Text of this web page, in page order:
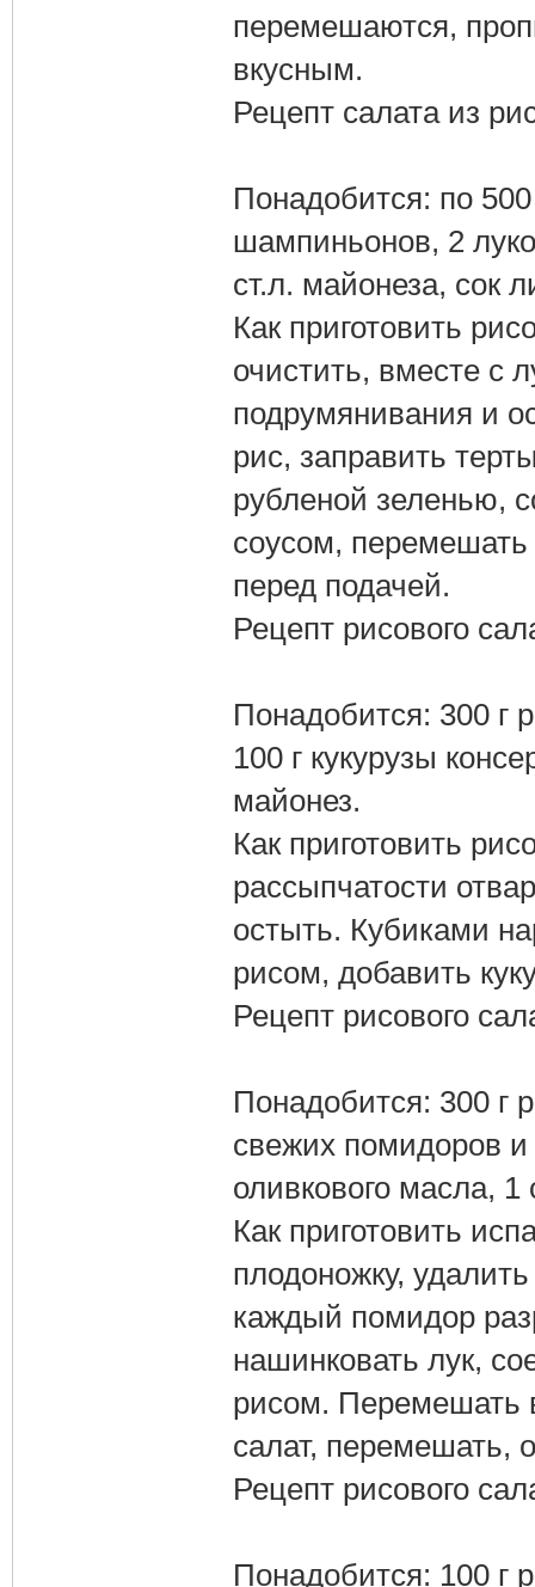
перемешаются,
вкусным.
Рецепт салата из
Понадобится: по
шампиньонов, 2
ст.л. майонеза, сок
Как приготовить
очистить, вместе с
подрумянивания и
рис, заправить
рубленой зеленью,
соусом, перемешать
перед подачей.
Рецепт рисового
Понадобится: 300 г
100 г кукурузы
майонез.
Как приготовить
рассыпчатости
остыть. Кубиками
рисом, добавить
Рецепт рисового
Понадобится: 300 г
свежих помидоров и
оливкового масла, 1
Как приготовить
плодоножку,
каждый помидор
нашинковать лук,
рисом. Перемешать
салат, перемешать,
Рецепт рисового
Понадобится: 100 г